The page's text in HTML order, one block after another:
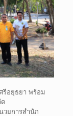
รีอยุธยา พร้อม
วยการสำนัก